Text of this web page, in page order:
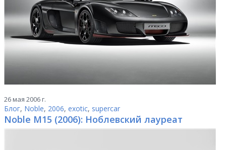
26 мая 2006 г.
Блог, Noble, 2006, exotic, supercar
Noble M15 (2006): Ноблевский лауреат